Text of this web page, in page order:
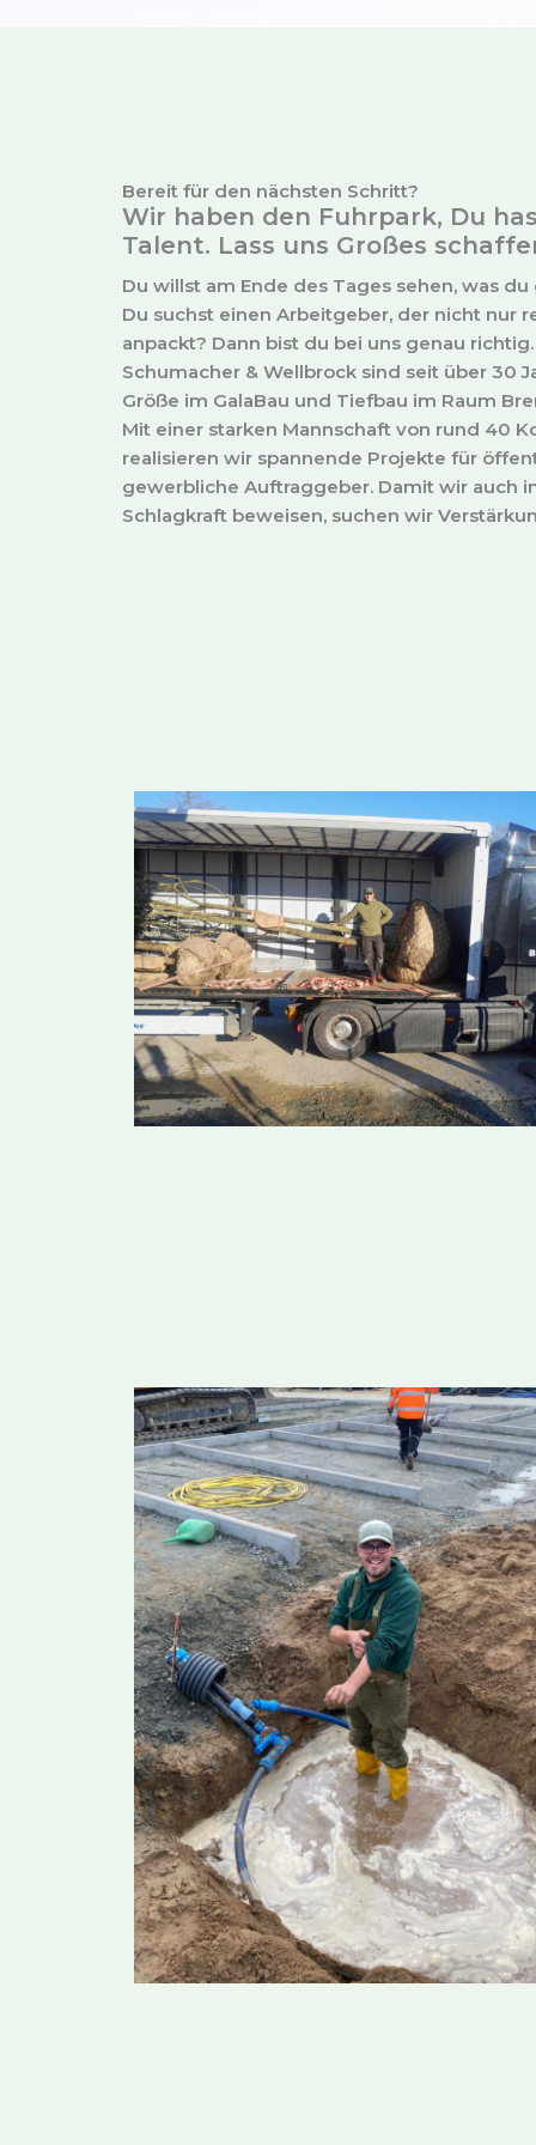
Bereit für den nächsten Schritt?
Wir haben den Fuhrpark, Du
Talent. Lass uns Großes
Du willst am Ende des Tages sehen, was
Du suchst einen Arbeitgeber, der nicht nur
anpackt? Dann bist du bei uns genau
Schumacher & Wellbrock sind seit über 30
Größe im GalaBau und Tiefbau im Raum
Mit einer starken Mannschaft von rund 40
realisieren wir spannende Projekte für
gewerbliche Auftraggeber. Damit wir auch
Schlagkraft beweisen, suchen wir